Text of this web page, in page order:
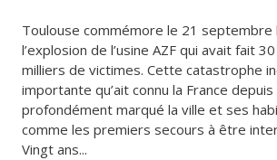
Toulouse commémore le 21 septembre
l’explosion de l’usine AZF qui avait fait
milliers de victimes. Cette catastrophe
importante qu’ait connu la France
profondément marqué la ville et ses
comme les premiers secours à être
Vingt ans...